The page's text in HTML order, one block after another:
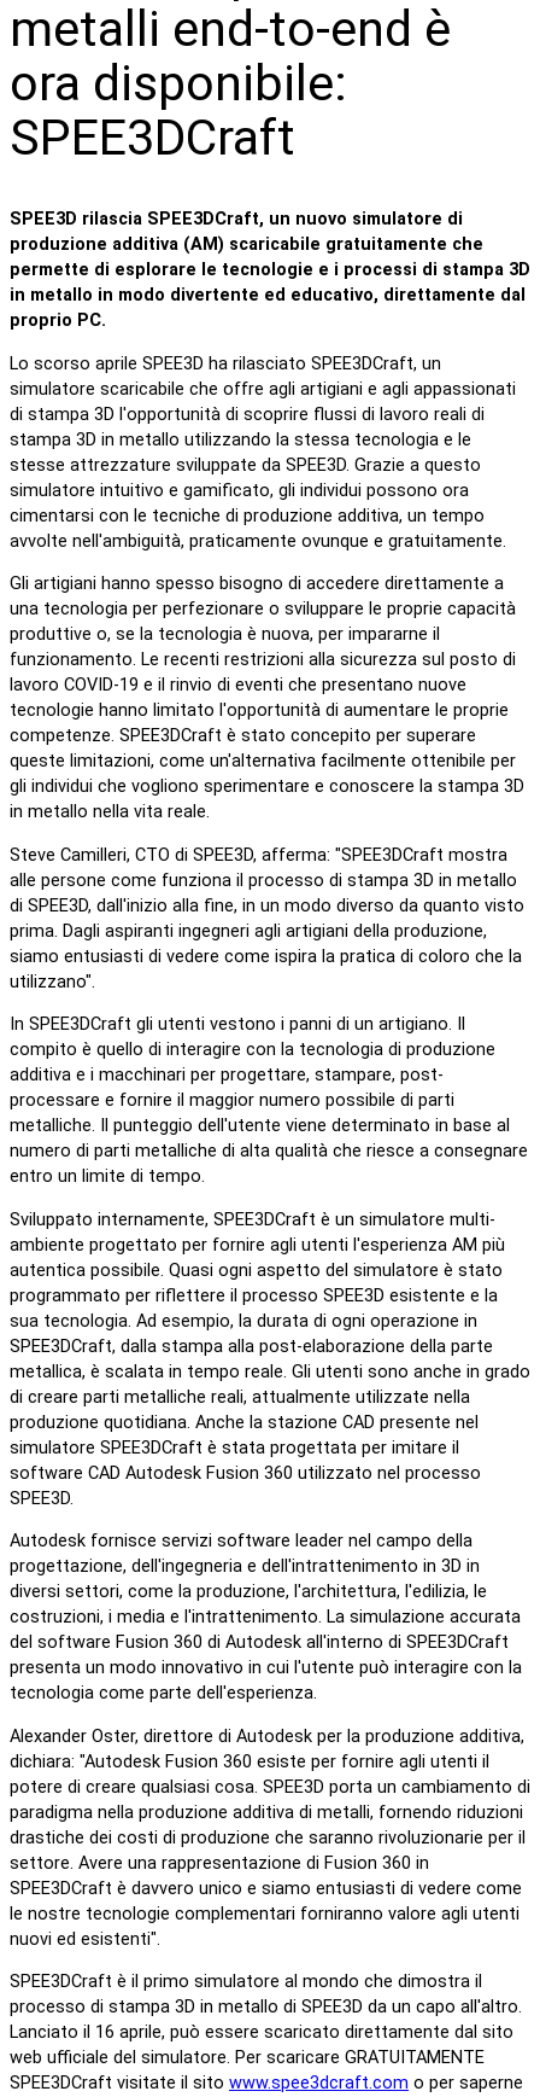
metalli end-to-end è
ora disponibile:
SPEE3DCraft
SPEE3D rilascia SPEE3DCraft, un nuovo simulatore di
produzione additiva (AM) scaricabile gratuitamente che
permette di esplorare le tecnologie e i processi di stampa 3D
in metallo in modo divertente ed educativo, direttamente dal
proprio PC.
Lo scorso aprile SPEE3D ha rilasciato SPEE3DCraft, un
simulatore scaricabile che offre agli artigiani e agli appassionati
di stampa 3D l'opportunità di scoprire flussi di lavoro reali di
stampa 3D in metallo utilizzando la stessa tecnologia e le
stesse attrezzature sviluppate da SPEE3D. Grazie a questo
simulatore intuitivo e gamificato, gli individui possono ora
cimentarsi con le tecniche di produzione additiva, un tempo
avvolte nell'ambiguità, praticamente ovunque e gratuitamente.
Gli artigiani hanno spesso bisogno di accedere direttamente a
una tecnologia per perfezionare o sviluppare le proprie capacità
produttive o, se la tecnologia è nuova, per impararne il
funzionamento. Le recenti restrizioni alla sicurezza sul posto di
lavoro COVID-19 e il rinvio di eventi che presentano nuove
tecnologie hanno limitato l'opportunità di aumentare le proprie
competenze. SPEE3DCraft è stato concepito per superare
queste limitazioni, come un'alternativa facilmente ottenibile per
gli individui che vogliono sperimentare e conoscere la stampa 3D
in metallo nella vita reale.
Steve Camilleri, CTO di SPEE3D, afferma: "SPEE3DCraft mostra
alle persone come funziona il processo di stampa 3D in metallo
di SPEE3D, dall'inizio alla fine, in un modo diverso da quanto visto
prima. Dagli aspiranti ingegneri agli artigiani della produzione,
siamo entusiasti di vedere come ispira la pratica di coloro che la
utilizzano".
In SPEE3DCraft gli utenti vestono i panni di un artigiano. Il
compito è quello di interagire con la tecnologia di produzione
additiva e i macchinari per progettare, stampare, post-
processare e fornire il maggior numero possibile di parti
metalliche. Il punteggio dell'utente viene determinato in base al
numero di parti metalliche di alta qualità che riesce a consegnare
entro un limite di tempo.
Sviluppato internamente, SPEE3DCraft è un simulatore multi-
ambiente progettato per fornire agli utenti l'esperienza AM più
autentica possibile. Quasi ogni aspetto del simulatore è stato
programmato per riflettere il processo SPEE3D esistente e la
sua tecnologia. Ad esempio, la durata di ogni operazione in
SPEE3DCraft, dalla stampa alla post-elaborazione della parte
metallica, è scalata in tempo reale. Gli utenti sono anche in grado
di creare parti metalliche reali, attualmente utilizzate nella
produzione quotidiana. Anche la stazione CAD presente nel
simulatore SPEE3DCraft è stata progettata per imitare il
software CAD Autodesk Fusion 360 utilizzato nel processo
SPEE3D.
Autodesk fornisce servizi software leader nel campo della
progettazione, dell'ingegneria e dell'intrattenimento in 3D in
diversi settori, come la produzione, l'architettura, l'edilizia, le
costruzioni, i media e l'intrattenimento. La simulazione accurata
del software Fusion 360 di Autodesk all'interno di SPEE3DCraft
presenta un modo innovativo in cui l'utente può interagire con la
tecnologia come parte dell'esperienza.
Alexander Oster, direttore di Autodesk per la produzione additiva,
dichiara: "Autodesk Fusion 360 esiste per fornire agli utenti il
potere di creare qualsiasi cosa. SPEE3D porta un cambiamento di
paradigma nella produzione additiva di metalli, fornendo riduzioni
drastiche dei costi di produzione che saranno rivoluzionarie per il
settore. Avere una rappresentazione di Fusion 360 in
SPEE3DCraft è davvero unico e siamo entusiasti di vedere come
le nostre tecnologie complementari forniranno valore agli utenti
nuovi ed esistenti".
SPEE3DCraft è il primo simulatore al mondo che dimostra il
processo di stampa 3D in metallo di SPEE3D da un capo all'altro.
Lanciato il 16 aprile, può essere scaricato direttamente dal sito
web ufficiale del simulatore. Per scaricare GRATUITAMENTE
SPEE3DCraft visitate il sito www.spee3dcraft.com o per saperne